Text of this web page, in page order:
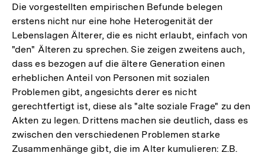
Die vorgestellten empirischen Befunde belegen
erstens nicht nur eine hohe Heterogenität der
Lebenslagen Älterer, die es nicht erlaubt, einfach von
"den" Älteren zu sprechen. Sie zeigen zweitens auch,
dass es bezogen auf die ältere Generation einen
erheblichen Anteil von Personen mit sozialen
Problemen gibt, angesichts derer es nicht
gerechtfertigt ist, diese als "alte soziale Frage" zu den
Akten zu legen. Drittens machen sie deutlich, dass es
zwischen den verschiedenen Problemen starke
Zusammenhänge gibt, die im Alter kumulieren: Z.B.